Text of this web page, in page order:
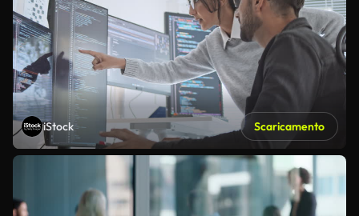
iStock Scaricamento